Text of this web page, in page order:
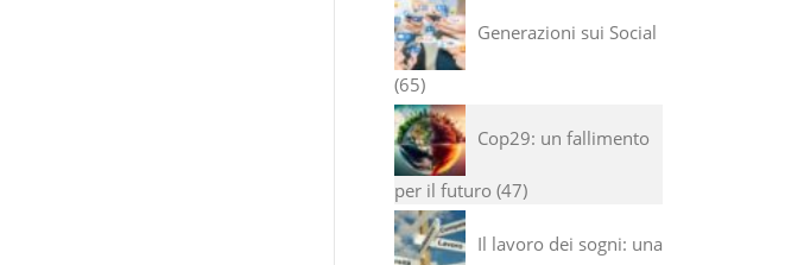
Generazioni sui Social
65
Cop29: un fallimento
per il futuro 47
Il lavoro dei sogni: una